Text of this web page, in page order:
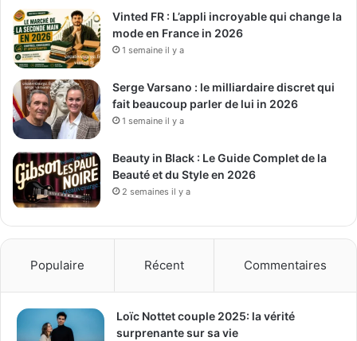
Vinted FR : L’appli incroyable qui change la
mode en France in 2026
1 semaine il y a
Serge Varsano : le milliardaire discret qui
fait beaucoup parler de lui in 2026
1 semaine il y a
Beauty in Black : Le Guide Complet de la
Beauté et du Style en 2026
2 semaines il y a
Populaire Récent Commentaires
Loïc Nottet couple 2025: la vérité
surprenante sur sa vie